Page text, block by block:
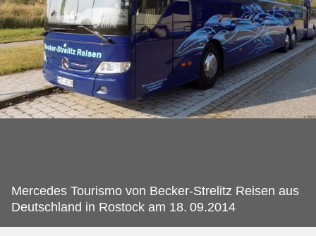
Mercedes Tourismo von Becker-Strelitz Reisen aus
Deutschland in Rostock am 18. 09.2014